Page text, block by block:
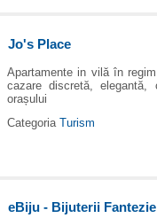
Jo's Place
Apartamente in vilă în
cazare discretă,
orașului
Categoria Turism
eBiju - Bijuterii Fantezie